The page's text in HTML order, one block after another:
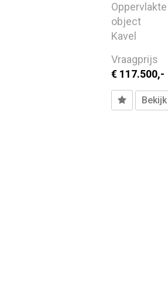
Oppervlakte
object
Kavel
Vraagprijs
€ 117.500,-